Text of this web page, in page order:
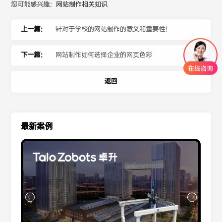
您可能感兴趣： 网站制作相关知识
上一篇： 针对于学校的网站制作的意义和重要性！
下一篇： 网站制作如何选择企业的网页色彩
返回
最新案例